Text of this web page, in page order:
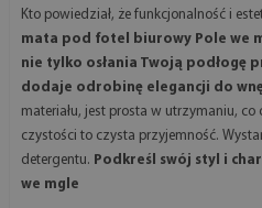
Kto powiedział, że funkcjonalność i
mata pod fotel biurowy Pole we
nie tylko osłania Twoją podłogę
dodaje odrobinę elegancji do
materiału, jest prosta w utrzymaniu,
czystości to czysta przyjemność.
detergentu. Podkreśl swój styl i
we mgle